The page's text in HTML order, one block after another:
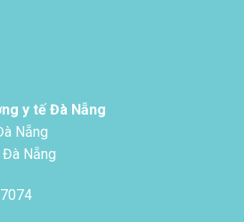
y tế Đà Nẵng
Nẵng
Nẵng